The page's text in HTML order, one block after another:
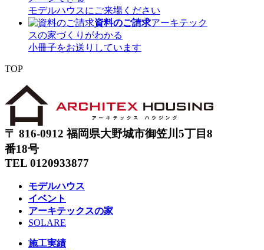
モデルハウスにご来場ください
資料のご請求アーキテック
スの家づくりがわかる
小冊子をお送りしています
TOP
〒 816-0912 福岡県大野城市御笠川5丁目8
番18号
TEL 0120933877
モデルハウス
イベント
アーキテックスの家
SOLARE
施工実績